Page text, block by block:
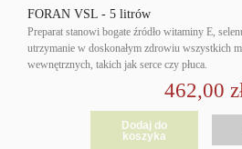
FORAN VSL - 5 litrów
Preparat stanowi bogate źródło witaminy E,
utrzymanie w doskonałym zdrowiu wszystkich
wewnętrznych, takich jak serce czy płuca.
462,00
Dodaj do
koszyka